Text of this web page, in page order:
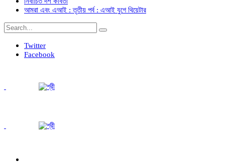
আমরা এবং এআই : তৃতীয় পর্ব : এআই যুগে থিয়েটার
Twitter
Facebook